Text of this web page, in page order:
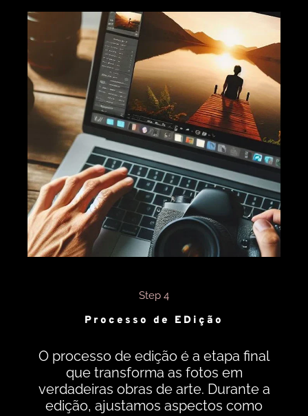
Step 4
Processo de EDição
O processo de edição é a etapa final
que transforma as fotos em
verdadeiras obras de arte. Durante a
edição, ajustamos aspectos como